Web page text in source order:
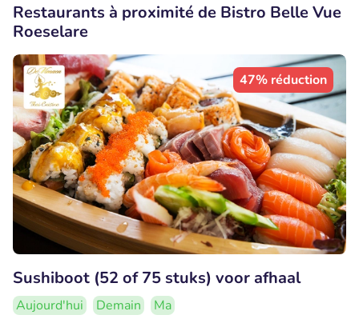
Restaurants à proximité de Bistro Belle Vue
Roeselare
47% réduction
Sushiboot (52 of 75 stuks) voor afhaal
Aujourd'hui Demain
Ma